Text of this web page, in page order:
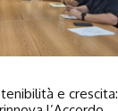
e crescita: